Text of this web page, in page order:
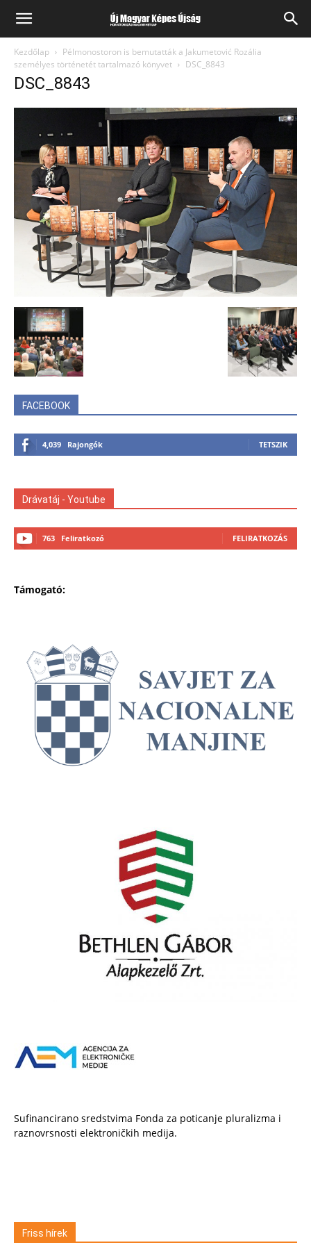
Kezdőlap
Pélmonostoron is bemutatták a Jakumetović Rozália
személyes történetét tartalmazó könyvet
DSC_8843
DSC_8843
FACEBOOK
4,039 Rajongók TETSZIK
Drávatáj - Youtube
763 Feliratkozó FELIRATKOZÁS
Támogató:
Sufinancirano sredstvima Fonda za poticanje pluralizma i
raznovrsnosti elektroničkih medija.
Friss hírek